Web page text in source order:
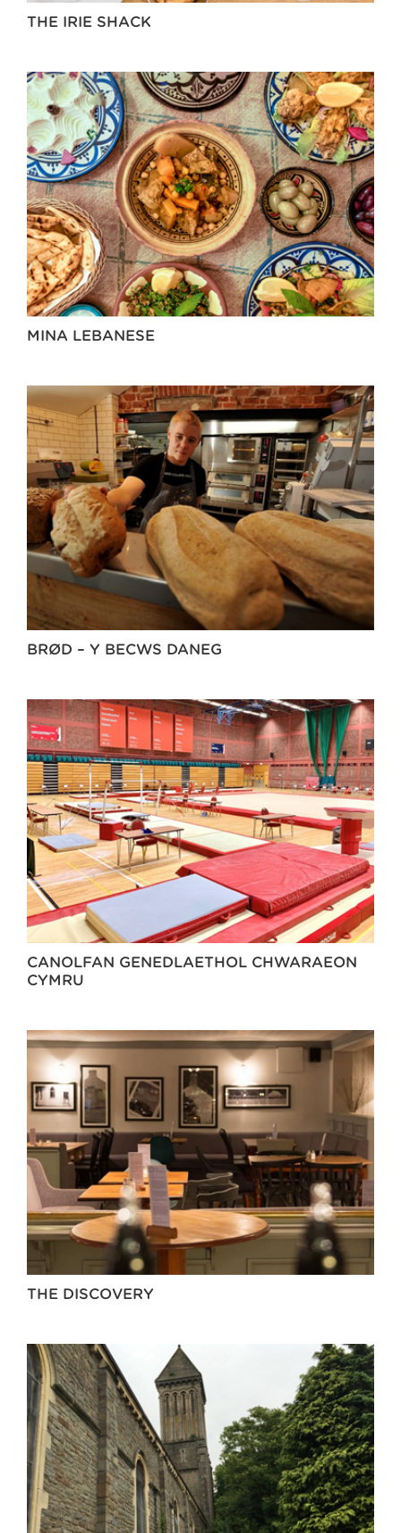
THE IRIE SHACK
MINA LEBANESE
BRØD – Y BECWS DANEG
CANOLFAN GENEDLAETHOL CHWARAEON
CYMRU
THE DISCOVERY